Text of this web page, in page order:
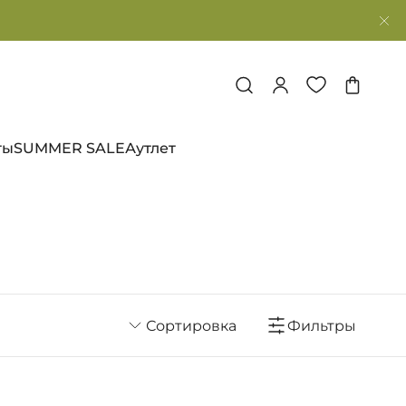
SUMMER SALEАутлет
Сортировка Фильтры